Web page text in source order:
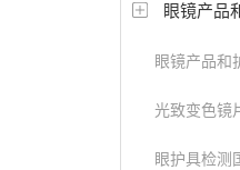
测试仪，人工晶
眼镜产品
眼镜产品和
光致变色镜
眼护具检测